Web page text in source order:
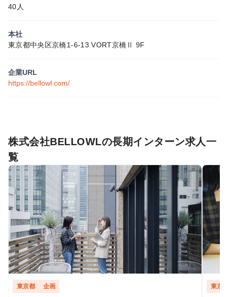
40人
本社
東京都中央区京橋1-6-13 VORT京橋Ⅱ 9F
企業URL
https://bellowl.com/
株式会社BELLOWLの長期インターン求人一
覧
東京都 企画 東京